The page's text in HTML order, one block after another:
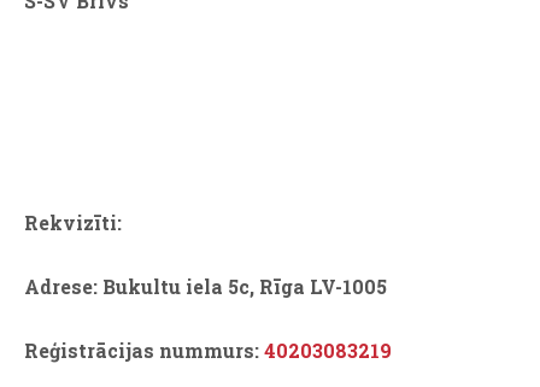
Rekvizīti:
Adrese: Bukultu iela 5c, Rīga LV-1005
Reģistrācijas nummurs:40203083219